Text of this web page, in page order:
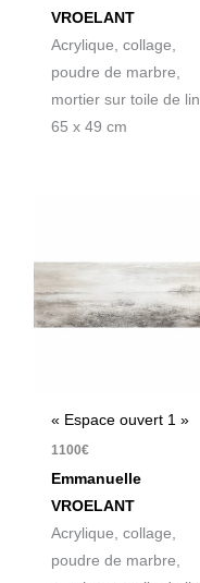
VROELANT
Acrylique, collage,
poudre de marbre,
mortier sur toile de lin
65 x 49 cm
« Espace ouvert 1 »
1100€
Emmanuelle
VROELANT
Acrylique, collage,
poudre de marbre,